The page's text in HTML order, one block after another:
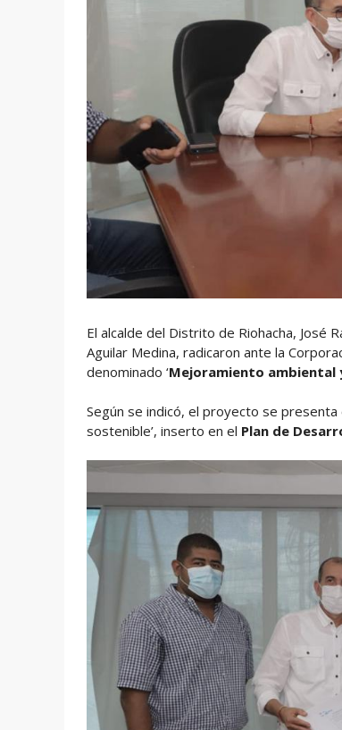
El alcalde del Distrito de Riohacha, José
Aguilar Medina, radicaron ante la
denominado ‘Mejoramiento ambiental
Según se indicó, el proyecto se
sostenible’, inserto en el Plan de